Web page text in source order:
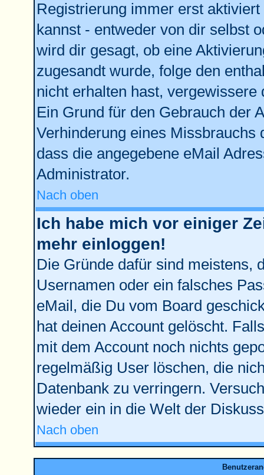
Registrierung immer erst
kannst - entweder von dir selbst
wird dir gesagt, ob eine
zugesandt wurde, folge den
nicht erhalten hast,
Ein Grund für den Gebrauch der
Verhinderung eines
dass die angegebene eMail
Administrator.
Nach oben
Ich habe mich vor einiger
mehr einloggen!
Die Gründe dafür sind meistens,
Usernamen oder ein falsches
eMail, die Du vom Board
hat deinen Account gelöscht.
mit dem Account noch nichts
regelmäßig User löschen, die
Datenbank zu verringern.
wieder ein in die Welt der
Nach oben